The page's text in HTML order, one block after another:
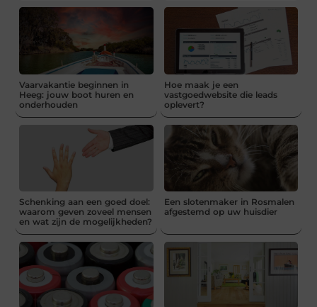
Vaarvakantie beginnen in
Heeg: jouw boot huren en
onderhouden
Hoe maak je een
vastgoedwebsite die leads
oplevert?
Schenking aan een goed doel:
waarom geven zoveel mensen
en wat zijn de mogelijkheden?
Een slotenmaker in Rosmalen
afgestemd op uw huisdier